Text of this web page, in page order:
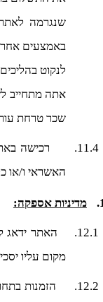
שנגרמה
באמצעים
לנקוט
אתה מתחייב
שכר טרחת
11.4. רכישה
האשראי ו/או
מדיניות אספקה:
12.1.
האתר ידאג
מקום עליו
12.2. הזמנות